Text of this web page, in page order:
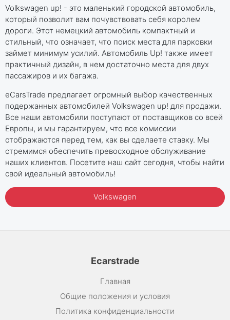
Volkswagen up! - это маленький городской автомобиль,
который позволит вам почувствовать себя королем
дороги. Этот немецкий автомобиль компактный и
стильный, что означает, что поиск места для парковки
займет минимум усилий. Автомобиль Up! также имеет
практичный дизайн, в нем достаточно места для двух
пассажиров и их багажа.
eCarsTrade предлагает огромный выбор качественных
подержанных автомобилей Volkswagen up! для продажи.
Все наши автомобили поступают от поставщиков со всей
Европы, и мы гарантируем, что все комиссии
отображаются перед тем, как вы сделаете ставку. Мы
стремимся обеспечить превосходное обслуживание
наших клиентов. Посетите наш сайт сегодня, чтобы найти
свой идеальный автомобиль!
Volkswagen
Ecarstrade
Главная
Общие положения и условия
Политика конфиденциальности